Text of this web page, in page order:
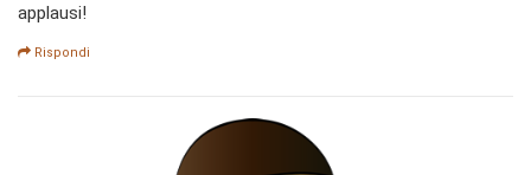
applausi!
Rispondi